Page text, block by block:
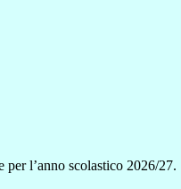
l’anno scolastico 2026/27.